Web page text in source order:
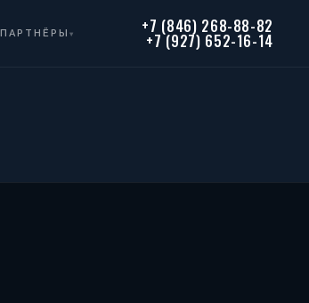
ПАРТНЁРЫ ▾ +7 (846) 268-88-82
+7 (927) 652-16-14